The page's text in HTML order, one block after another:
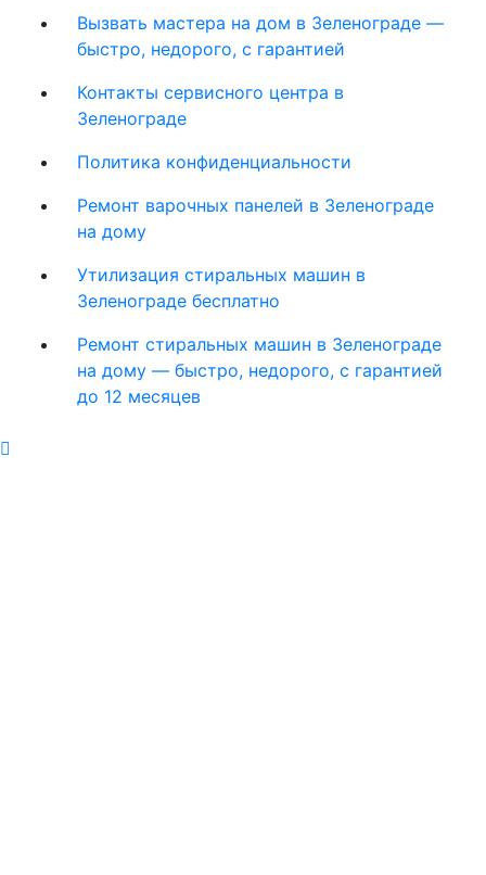
Вызвать мастера на дом в Зеленограде —
быстро, недорого, с гарантией
Контакты сервисного центра в
Зеленограде
Политика конфиденциальности
Ремонт варочных панелей в Зеленограде
на дому
Утилизация стиральных машин в
Зеленограде бесплатно
Ремонт стиральных машин в Зеленограде
на дому — быстро, недорого, с гарантией
до 12 месяцев